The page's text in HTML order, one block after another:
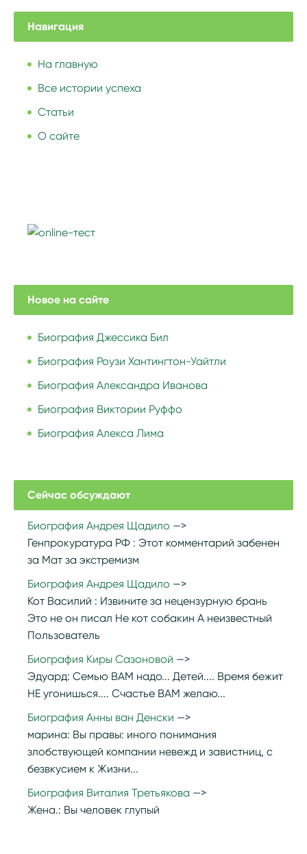
Навигация
На главную
Все истории успеха
Статьи
О сайте
Новое на сайте
Биография Джессика Бил
Биография Роузи Хантингтон-Уайтли
Биография Александра Иванова
Биография Виктории Руффо
Биография Алекса Лима
Сейчас обсуждают
Биография Андрея Щадило
Генпрокуратура РФ : Этот комментарий забенен
за Мат за экстремизм
Биография Андрея Щадило
Кот Василий : Извините за нецензурную брань
Это не он писал Не кот собакин А неизвестный
Пользователь
Биография Киры Сазоновой
Эдуард: Семью ВАМ надо... Детей.... Время бежит
НЕ угонишься.... Счастье ВАМ желаю...
Биография Анны ван Денски
марина: Вы правы: иного понимания
злобствующей компании невежд и завистниц, с
безвкусием к Жизни...
Биография Виталия Третьякова
Жена.: Вы человек глупый